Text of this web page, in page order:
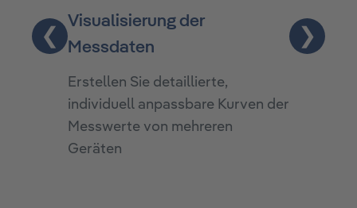
❮
Visualisierung der
Messdaten
Erstellen Sie detaillierte,
individuell anpassbare Kurven der
Messwerte von mehreren
Geräten
Eine
❯